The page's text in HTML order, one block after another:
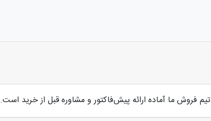
فروش ما آماده ارائه پیش‌فاکتور و مشاوره قبل از خرید است.